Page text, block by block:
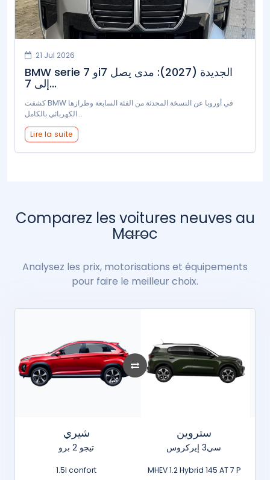
21 Jul 2026
BMW serie 7 وi7 الجديدة (2027): مدى يصل
إلى 7...
كشفت BMW في أوروبا عن النسخة المحدثة من الفئة السابعة وطرازها
الكهربائي بالكامل...
Lire la suite
Comparez les voitures neuves au
Maroc
Analysez les prix, motorisations et équipements
pour faire le meilleur choix.
شيري
تيجو 2 برو
1.5l confort
ستروين
سي3 إيركروس
MHEV 1.2 Hybrid 145 AT 7 P